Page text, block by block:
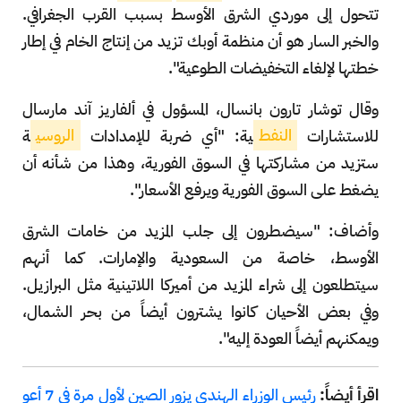
تتحول إلى موردي الشرق الأوسط بسبب القرب الجغرافي.
والخبر السار هو أن منظمة أوبك تزيد من إنتاج الخام في إطار
خطتها لإلغاء التخفيضات الطوعية".
وقال توشار تارون بانسال، المسؤول في ألفاريز آند مارسال
للاستشارات
النفط ية: "أي ضربة للإمدادات الروسي ة
ستزيد من مشاركتها في السوق الفورية، وهذا من شأنه أن
يضغط على السوق الفورية ويرفع الأسعار".
وأضاف: "سيضطرون إلى جلب المزيد من خامات الشرق
الأوسط، خاصة من السعودية والإمارات. كما أنهم
سيتطلعون إلى شراء المزيد من أميركا اللاتينية مثل البرازيل.
وفي بعض الأحيان كانوا يشترون أيضاً من بحر الشمال،
ويمكنهم أيضاً العودة إليه".
اقرأ أيضاً:
رئيس الوزراء الهندي يزور الصين لأول مرة في 7 أعو